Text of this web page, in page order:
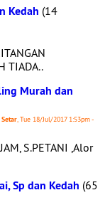
Kedah (14
TIADA..
Murah dan
, Tue 18/Jul/2017 1:53pm -
S.PETANI ,Alor
Sp dan Kedah (65